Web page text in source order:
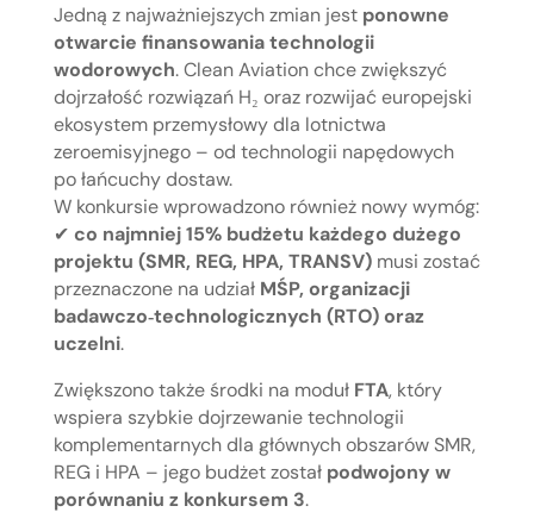
Jedną z najważniejszych zmian jest ponowne
otwarcie finansowania technologii
wodorowych. Clean Aviation chce zwiększyć
dojrzałość rozwiązań H₂ oraz rozwijać europejski
ekosystem przemysłowy dla lotnictwa
zeroemisyjnego – od technologii napędowych
po łańcuchy dostaw.
W konkursie wprowadzono również nowy wymóg:
✔ co najmniej 15% budżetu każdego dużego
projektu (SMR, REG, HPA, TRANSV)musi zostać
przeznaczone na udział MŚP, organizacji
badawczo‑technologicznych (RTO) oraz
uczelni.
Zwiększono także środki na moduł FTA, który
wspiera szybkie dojrzewanie technologii
komplementarnych dla głównych obszarów SMR,
REG i HPA – jego budżet został podwojony w
porównaniu z konkursem 3.